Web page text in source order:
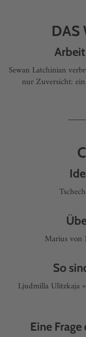
DAS
Sewan Latchinian
nur Zuversicht:
Marius von
So
Ljudmilla Ulitzkaja
Eine